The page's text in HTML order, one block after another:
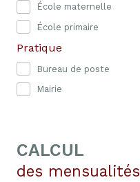
École maternelle
École primaire
Pratique
Bureau de poste
Mairie
CALCUL
des mensualités